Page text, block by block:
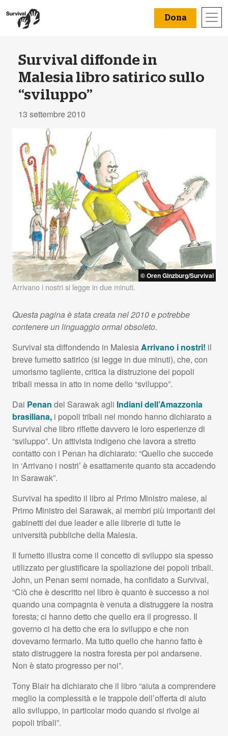
Dona
Survival diffonde in
Malesia libro satirico sullo
“sviluppo”
13 settembre 2010
© Oren Ginzburg/Survival
Arrivano i nostri si legge in due minuti.
Questa pagina è stata creata nel 2010 e potrebbe
contenere un linguaggio ormai obsoleto.
Survival sta diffondendo in Malesia Arrivano i nostri! il
breve fumetto satirico (si legge in due minuti), che, con
umorismo tagliente, critica la distruzione dei popoli
tribali messa in atto in nome dello “sviluppo”.
Dai Penan del Sarawak agli Indiani dell’Amazzonia
brasiliana, i popoli tribali nel mondo hanno dichiarato a
Survival che libro riflette davvero le loro esperienze di
“sviluppo”. Un attivista indigeno che lavora a stretto
contatto con i Penan ha dichiarato: “Quello che succede
in ‘Arrivano i nostri’ è esattamente quanto sta accadendo
in Sarawak”.
Survival ha spedito il libro al Primo Ministro malese, al
Primo Ministro del Sarawak, ai membri più importanti dei
gabinetti dei due leader e alle librerie di tutte le
università pubbliche della Malesia.
Il fumetto illustra come il concetto di sviluppo sia spesso
utilizzato per giustificare la spoliazione dei popoli tribali.
John, un Penan semi nomade, ha confidato a Survival,
“Ciò che è descritto nel libro è quanto è successo a noi
quando una compagnia è venuta a distruggere la nostra
foresta; ci hanno detto che quello era il progresso. Il
governo ci ha detto che era lo sviluppo e che non
dovevamo fermarlo. Ma tutto quello che hanno fatto è
stato distruggere la nostra foresta per poi andarsene.
Non è stato progresso per noi”.
Tony Blair ha dichiarato che il libro “aiuta a comprendere
meglio la complessità e le trappole dell’offerta di aiuto
allo sviluppo, in particolar modo quando si rivolge ai
popoli tribali”.